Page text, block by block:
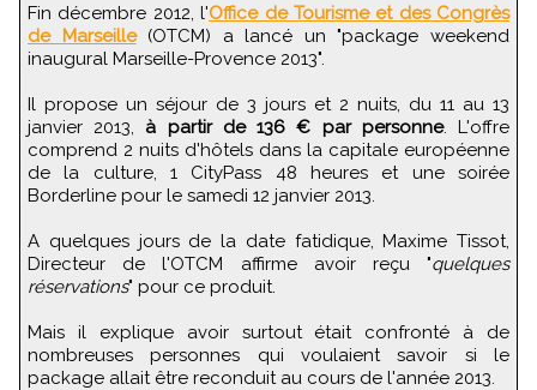
Fin décembre 2012, l'Office de Tourisme et des Congrès
de Marseille(OTCM) a lancé un "package weekend
inaugural Marseille-Provence 2013".
Il propose un séjour de 3 jours et 2 nuits, du 11 au 13
janvier 2013, à partir de 136 € par personne. L'offre
comprend 2 nuits d'hôtels dans la capitale européenne
de la culture, 1 CityPass 48 heures et une soirée
Borderline pour le samedi 12 janvier 2013.
A quelques jours de la date fatidique, Maxime Tissot,
Directeur de l'OTCM affirme avoir reçu "quelques
réservations" pour ce produit.
Mais il explique avoir surtout était confronté à de
nombreuses personnes qui voulaient savoir si le
package allait être reconduit au cours de l'année 2013.